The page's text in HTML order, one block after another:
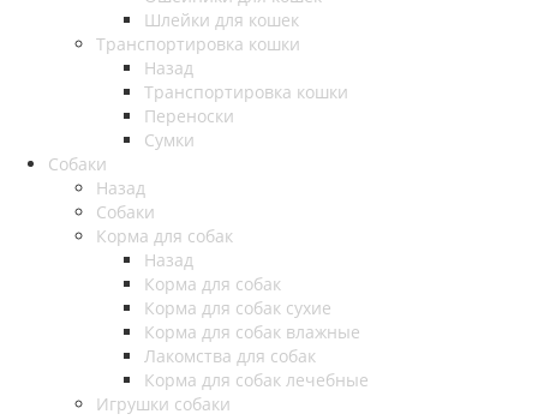
Шлейки для кошек
Транспортировка кошки
Назад
Транспортировка кошки
Переноски
Сумки
Собаки
Назад
Собаки
Корма для собак
Назад
Корма для собак
Корма для собак сухие
Корма для собак влажные
Лакомства для собак
Корма для собак лечебные
Игрушки собаки